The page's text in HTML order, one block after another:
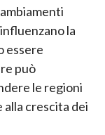
la
essere
può
le regioni
crescita dei